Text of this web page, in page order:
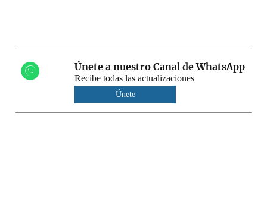
Únete a nuestro Canal de WhatsApp
Recibe todas las actualizaciones
Únete